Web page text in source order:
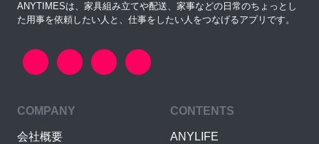
ANYTIMESは、家具組み立てや配送、家事などの日常のちょっとし
た用事を依頼したい人と、仕事をしたい人をつなげるアプリです。
COMPANY
会社概要
CONTENTS
ANYLIFE